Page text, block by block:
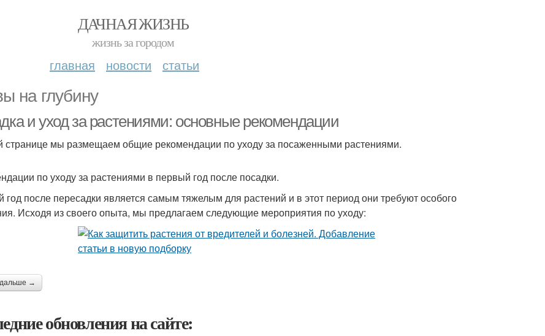
ДАЧНАЯ ЖИЗНЬ
жизнь за городом
главная новости статьи
на глубину
и уход за растениями: основные рекомендации
странице мы размещаем общие рекомендации по уходу за посаженными растениями.
по уходу за растениями в первый год после посадки.
год после пересадки является самым тяжелым для растений и в этот период они требуют особого
Исходя из своего опыта, мы предлагаем следующие мероприятия по уходу:
дальше →
обновления на сайте: